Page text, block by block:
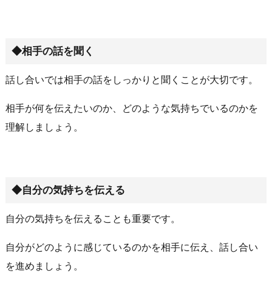
◆相手の話を聞く
話し合いでは相手の話をしっかりと聞くことが大切です。
相手が何を伝えたいのか、どのような気持ちでいるのかを
理解しましょう。
◆自分の気持ちを伝える
自分の気持ちを伝えることも重要です。
自分がどのように感じているのかを相手に伝え、話し合い
を進めましょう。